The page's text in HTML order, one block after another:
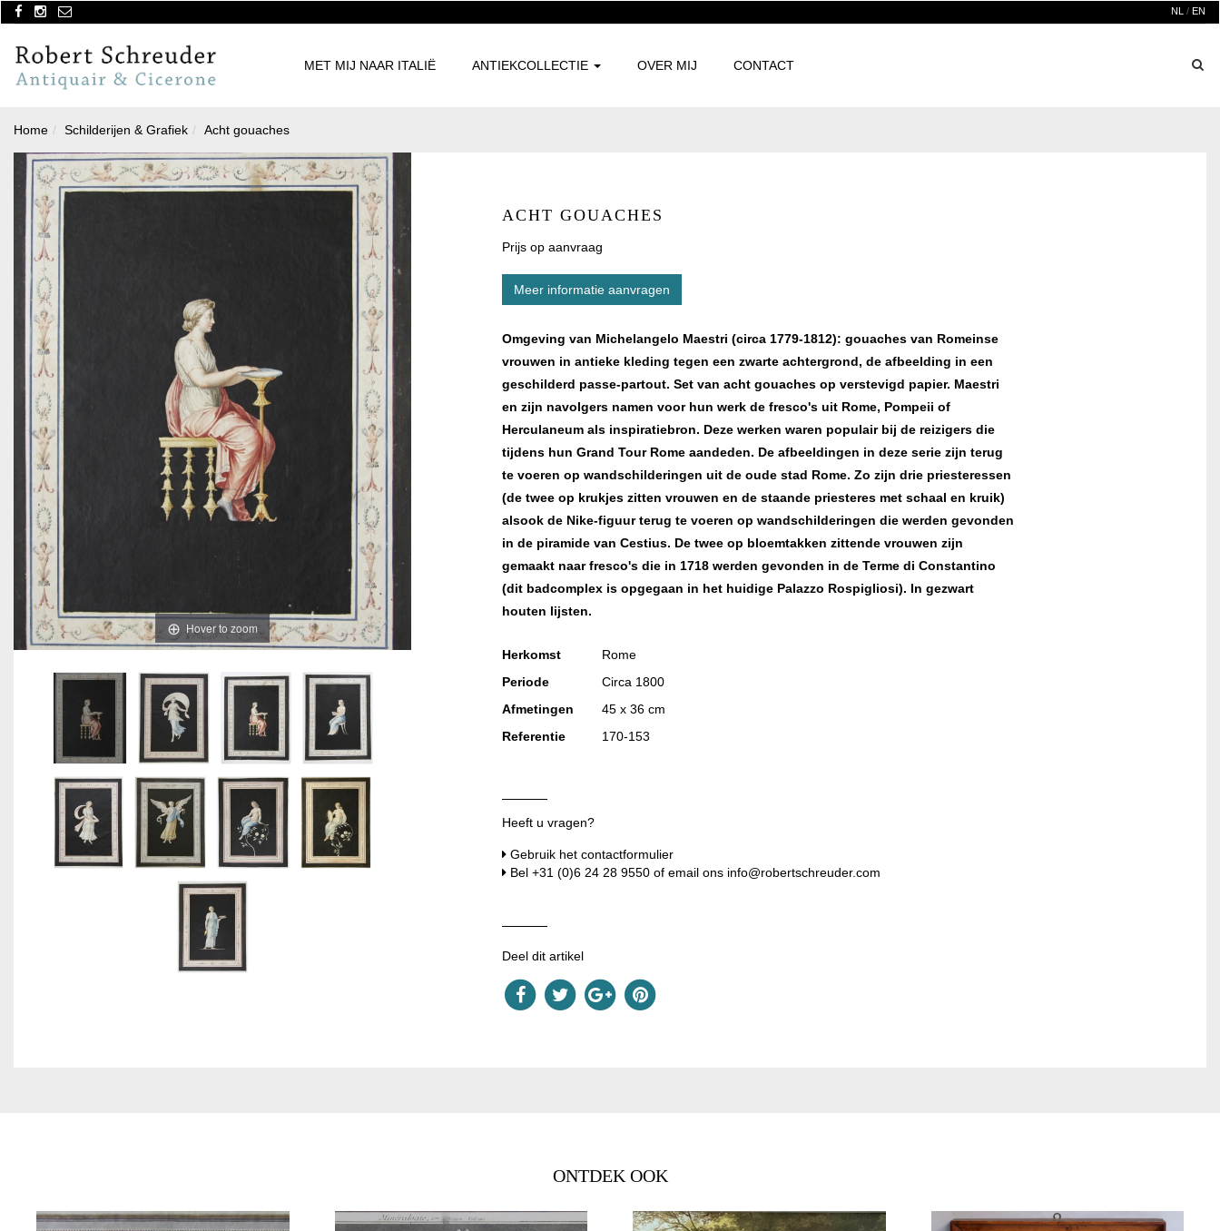
NL / EN
MET MIJ NAAR ITALIË ANTIEKCOLLECTIE OVER MIJ CONTACT
Home Schilderijen & Grafiek Acht gouaches
Hover to zoom
ACHT GOUACHES
Prijs op aanvraag
Meer informatie aanvragen
Omgeving van Michelangelo Maestri (circa 1779-1812): gouaches van Romeinse
vrouwen in antieke kleding tegen een zwarte achtergrond, de afbeelding in een
geschilderd passe-partout. Set van acht gouaches op verstevigd papier. Maestri
en zijn navolgers namen voor hun werk de fresco's uit Rome, Pompeii of
Herculaneum als inspiratiebron. Deze werken waren populair bij de reizigers die
tijdens hun Grand Tour Rome aandeden. De afbeeldingen in deze serie zijn terug
te voeren op wandschilderingen uit de oude stad Rome. Zo zijn drie priesteressen
(de twee op krukjes zitten vrouwen en de staande priesteres met schaal en kruik)
alsook de Nike-figuur terug te voeren op wandschilderingen die werden gevonden
in de piramide van Cestius. De twee op bloemtakken zittende vrouwen zijn
gemaakt naar fresco's die in 1718 werden gevonden in de Terme di Constantino
(dit badcomplex is opgegaan in het huidige Palazzo Rospigliosi). In gezwart
houten lijsten.
Herkomst
Rome
Periode
Circa 1800
Afmetingen
45 x 36 cm
Referentie
170-153
Heeft u vragen?
Gebruik het contactformulier
Bel +31 (0)6 24 28 9550 of email ons info@robertschreuder.com
Deel dit artikel
ONTDEK OOK